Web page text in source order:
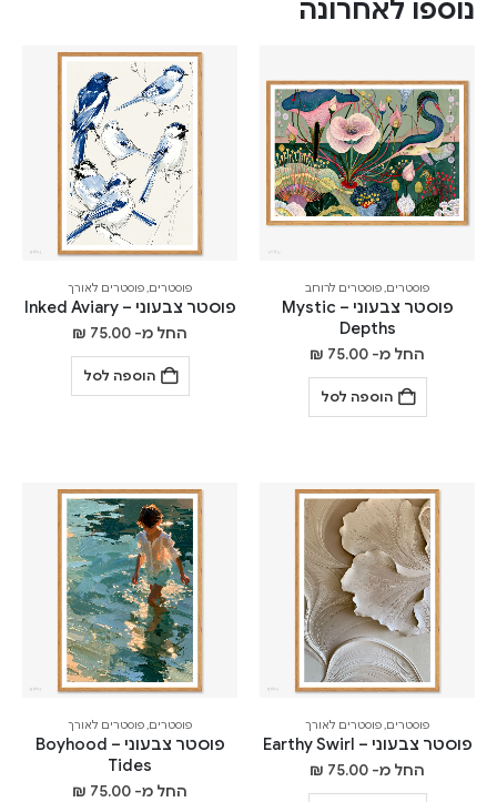
נוספו לאחרונה
פוסטרים,פוסטרים לרוחב
פוסטר צבעוני – Mystic
Depths
החל מ- ₪ 75.00
הוספה לסל
פוסטרים,פוסטרים לאורך
פוסטר צבעוני – Inked Aviary
החל מ- ₪ 75.00
הוספה לסל
פוסטרים,פוסטרים לאורך
פוסטר צבעוני – Earthy Swirl
החל מ- ₪ 75.00
פוסטרים,פוסטרים לאורך
פוסטר צבעוני – Boyhood
Tides
החל מ- ₪ 75.00